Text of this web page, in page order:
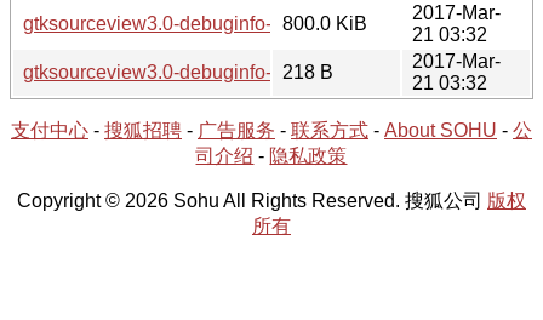
gtksourceview3.0-debuginfo-3.22.2-1.tar.xz
800.0 KiB
2017-Mar-
21 03:32
gtksourceview3.0-debuginfo-3.22.2-1.hint
218 B
2017-Mar-
21 03:32
支付中心 - 搜狐招聘 - 广告服务 - 联系方式 - About SOHU - 公
司介绍 - 隐私政策
Copyright © 2026 Sohu All Rights Reserved. 搜狐公司 版权
所有